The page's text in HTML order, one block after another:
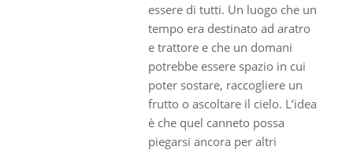
essere di tutti. Un luogo che un
tempo era destinato ad aratro
e trattore e che un domani
potrebbe essere spazio in cui
poter sostare, raccogliere un
frutto o ascoltare il cielo. L’idea
è che quel canneto possa
piegarsi ancora per altri